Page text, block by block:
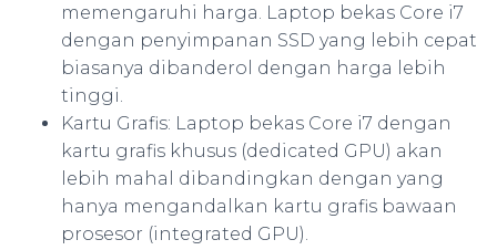
memengaruhi harga. Laptop bekas Core i7
dengan penyimpanan SSD yang lebih cepat
biasanya dibanderol dengan harga lebih
tinggi.
Kartu Grafis: Laptop bekas Core i7 dengan
kartu grafis khusus (dedicated GPU) akan
lebih mahal dibandingkan dengan yang
hanya mengandalkan kartu grafis bawaan
prosesor (integrated GPU).